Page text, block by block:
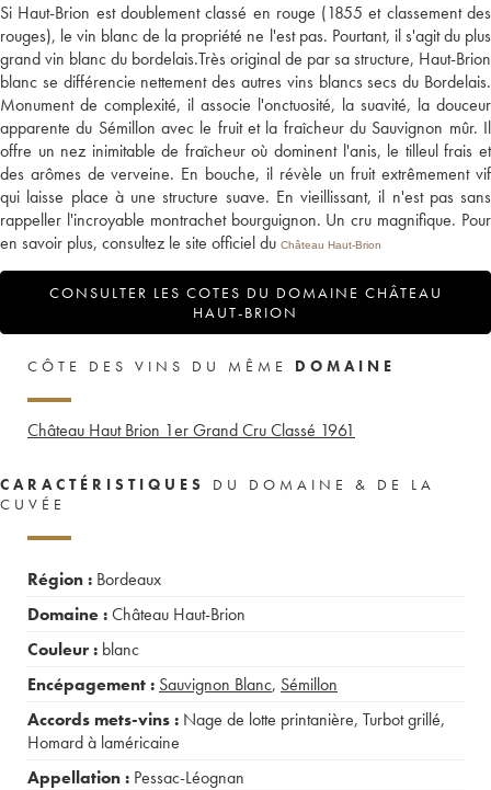
Si Haut-Brion est doublement classé en rouge (1855 et classement des
rouges), le vin blanc de la propriété ne l'est pas. Pourtant, il s'agit du plus
grand vin blanc du bordelais.Très original de par sa structure, Haut-Brion
blanc se différencie nettement des autres vins blancs secs du Bordelais.
Monument de complexité, il associe l'onctuosité, la suavité, la douceur
apparente du Sémillon avec le fruit et la fraîcheur du Sauvignon mûr. Il
offre un nez inimitable de fraîcheur où dominent l'anis, le tilleul frais et
des arômes de verveine. En bouche, il révèle un fruit extrêmement vif
qui laisse place à une structure suave. En vieillissant, il n'est pas sans
rappeller l'incroyable montrachet bourguignon. Un cru magnifique. Pour
en savoir plus, consultez le site officiel du Château Haut-Brion
CONSULTER LES COTES DU DOMAINE CHÂTEAU
HAUT-BRION
CÔTE DES VINS DU MÊME DOMAINE
Château Haut Brion 1er Grand Cru Classé 1961
CARACTÉRISTIQUES
DU DOMAINE & DE LA
CUVÉE
Région : Bordeaux
Domaine :Château Haut-Brion
Couleur : blanc
Encépagement : Sauvignon Blanc, Sémillon
Accords mets-vins : Nage de lotte printanière, Turbot grillé,
Homard à laméricaine
Appellation : Pessac-Léognan